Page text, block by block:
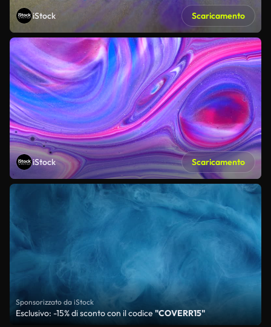
iStock Scaricamento
iStock Scaricamento
Sponsorizzato da iStock
Esclusivo: -15% di sconto con il codice "COVERR15"